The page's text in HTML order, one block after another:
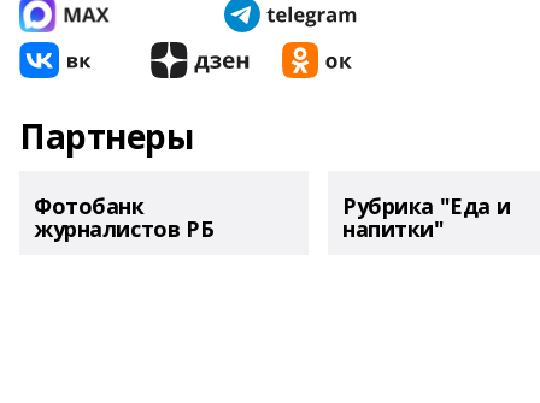
Партнеры
Фотобанк
журналистов РБ
Рубрика "Еда и
напитки"